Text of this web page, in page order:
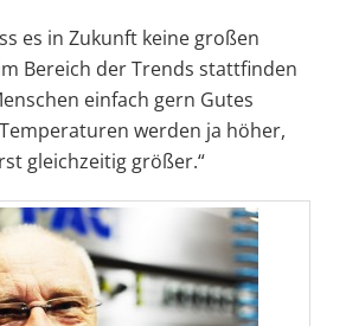
es in Zukunft keine großen
Bereich der Trends stattfinden
einfach gern Gutes
werden ja höher,
gleichzeitig größer.“